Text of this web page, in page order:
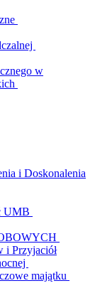
w
i Doskonalenia
UMB
i Przyjaciół
majątku